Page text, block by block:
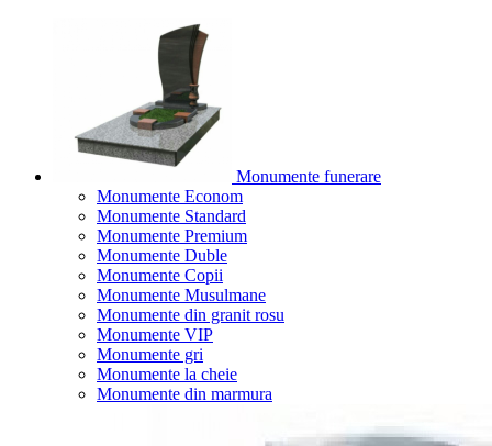
Monumente funerare
Monumente Econom
Monumente Standard
Monumente Premium
Monumente Duble
Monumente Copii
Monumente Musulmane
Monumente din granit rosu
Monumente VIP
Monumente gri
Monumente la cheie
Monumente din marmura